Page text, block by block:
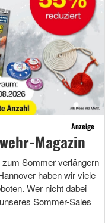
Anzeige
Magazin
Sommer verlängern
haben wir viele
Wer nicht dabei
Sommer-Sales